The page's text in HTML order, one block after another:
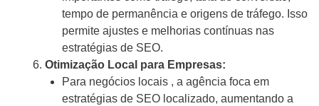
tempo de permanência e origens de tráfego. Isso
permite ajustes e melhorias contínuas nas
estratégias de SEO.
Otimização Local para Empresas:
Para negócios locais , a agência foca em
estratégias de SEO localizado, aumentando a